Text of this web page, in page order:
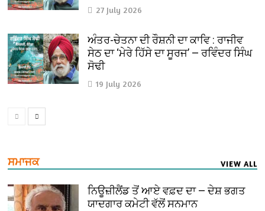
27 July 2026
ਅੰਤਰ-ਚੇਤਨਾ ਦੀ ਰੌਸ਼ਨੀ ਦਾ ਕਾਵਿ : ਰਾਜੀਵ
ਸੇਠ ਦਾ ‘ਮੇਰੇ ਹਿੱਸੇ ਦਾ ਸੂਰਜ’ — ਰਵਿੰਦਰ ਸਿੰਘ
ਸੋਢੀ
19 July 2026
ਸਮਾਜਕ VIEW ALL
ਨਿਊਜ਼ੀਲੈਂਡ ਤੋਂ ਆਏ ਵਫ਼ਦ ਦਾ — ਦੇਸ਼ ਭਗਤ
ਯਾਦਗਾਰ ਕਮੇਟੀ ਵੱਲੋਂ ਸਨਮਾਨ